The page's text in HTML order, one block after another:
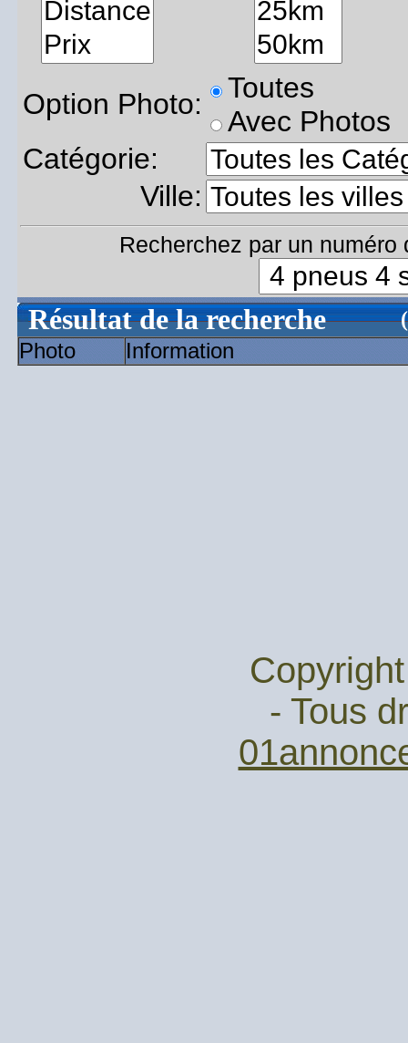
Option Photo:
Toutes
Avec Photos
Catégorie:
Ville:
Recherchez par un
Résultat de la recherche
Photo Information
- Tous